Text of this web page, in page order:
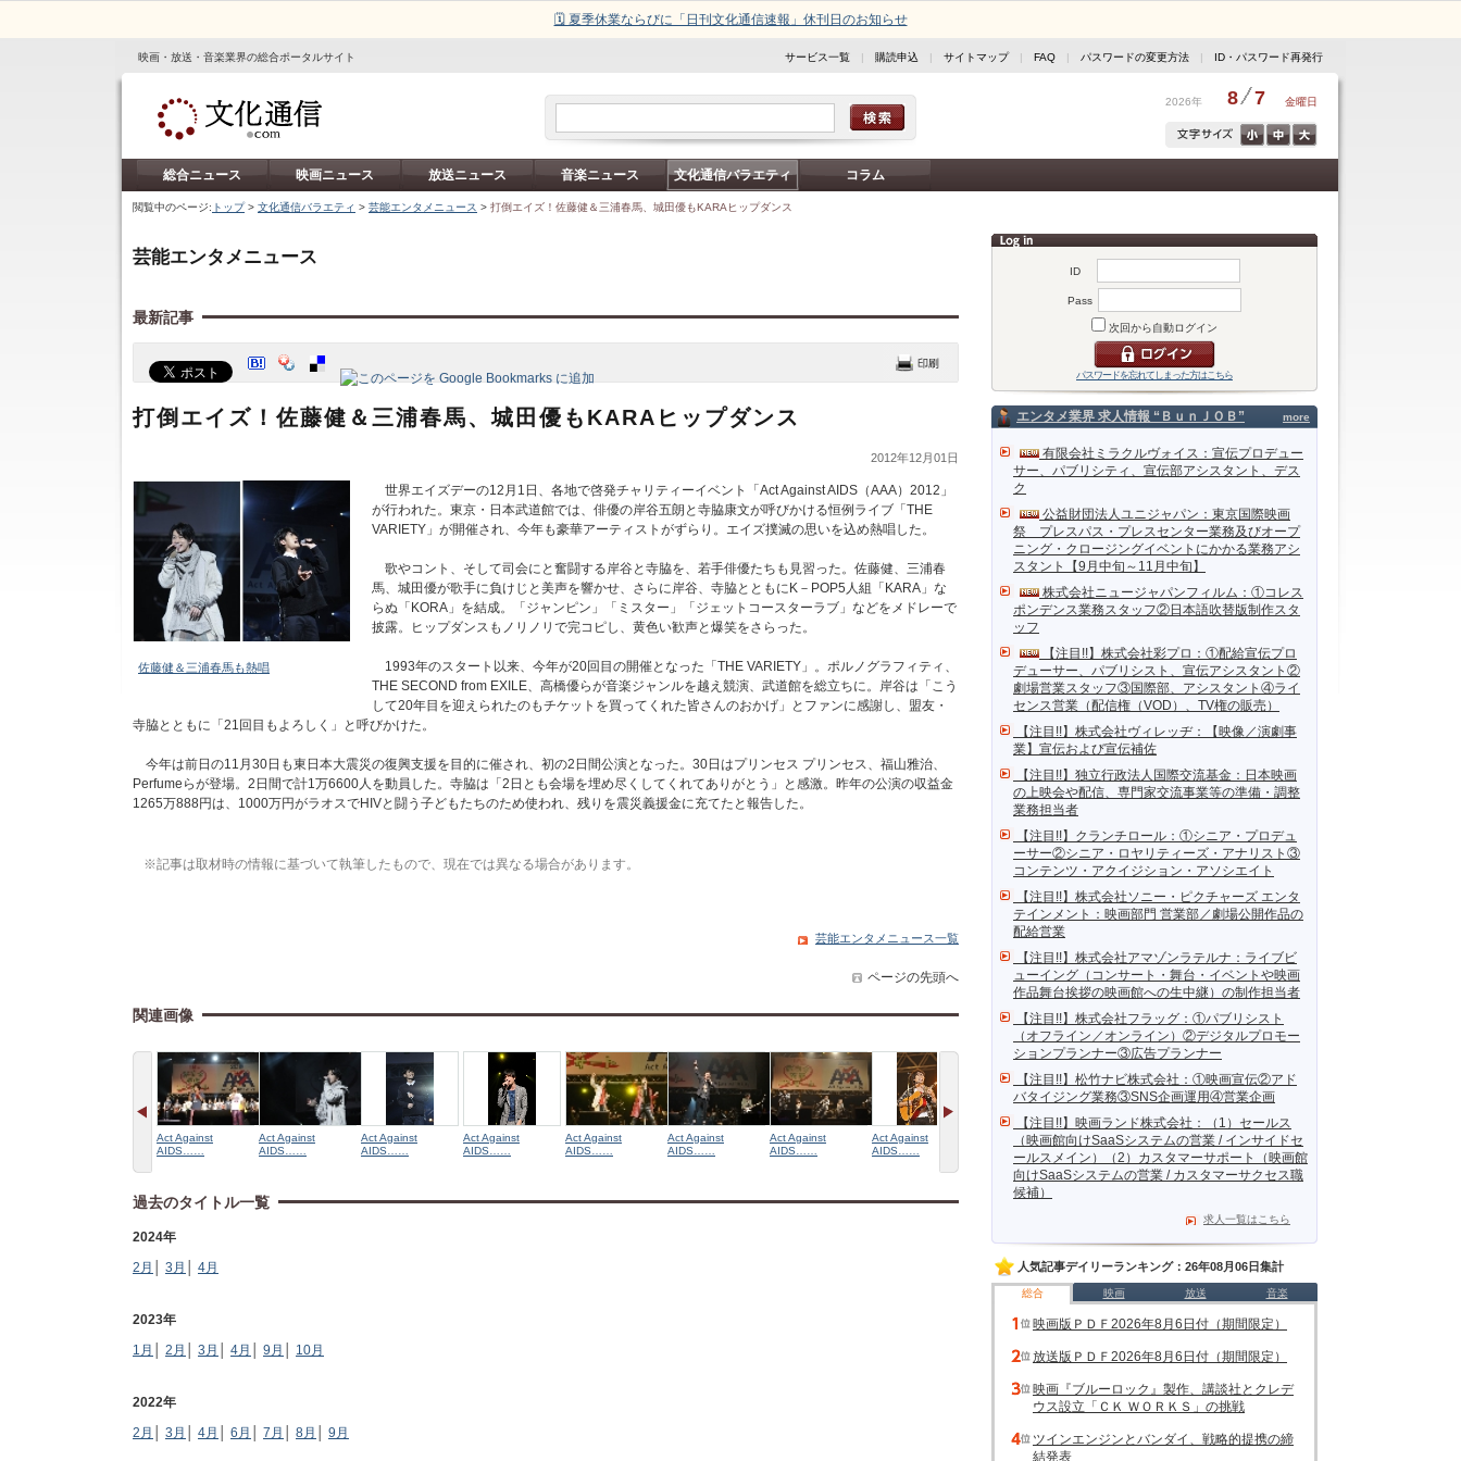
🗓️ 夏季休業ならびに「日刊文化通信速報」休刊日のお知らせ
映画・放送・音楽業界の総合ポータルサイト サービス一覧 | 購読申込 | サイトマップ| FAQ | パスワードの変更方法 | ID・パスワード再発行
2026年 8 7 金曜日
総合ニュース 映画ニュース 放送ニュース 音楽ニュース 文化通信バラエティ コラム
閲覧中のページ: トップ> 文化通信バラエティ > 芸能エンタメニュース > 打倒エイズ！佐藤健＆三浦春馬、城田優もKARAヒップダンス
ID
Pass
次回から自動ログイン
パスワードを忘れてしまった方はこちら
more
エンタメ業界 求人情報 “ＢｕｎＪＯＢ”
有限会社ミラクルヴォイス：宣伝プロデュー
サー、パブリシティ、宣伝部アシスタント、デス
ク
公益財団法人ユニジャパン：東京国際映画
祭 プレスパス・プレスセンター業務及びオープ
ニング・クロージングイベントにかかる業務アシ
スタント【9月中旬～11月中旬】
株式会社ニュージャパンフィルム：①コレス
ポンデンス業務スタッフ②日本語吹替版制作スタ
ッフ
【注目!!】株式会社彩プロ：①配給宣伝プロ
デューサー、パブリシスト、宣伝アシスタント②
劇場営業スタッフ③国際部、アシスタント④ライ
センス営業（配信権（VOD）、TV権の販売）
【注目!!】株式会社ヴィレッヂ：【映像／演劇事
業】宣伝および宣伝補佐
【注目!!】独立行政法人国際交流基金：日本映画
の上映会や配信、専門家交流事業等の準備・調整
業務担当者
【注目!!】クランチロール：①シニア・プロデュ
ーサー②シニア・ロヤリティーズ・アナリスト③
コンテンツ・アクイジション・アソシエイト
【注目!!】株式会社ソニー・ピクチャーズ エンタ
テインメント：映画部門 営業部／劇場公開作品の
配給営業
【注目!!】株式会社アマゾンラテルナ：ライブビ
ューイング（コンサート・舞台・イベントや映画
作品舞台挨拶の映画館への生中継）の制作担当者
【注目!!】株式会社フラッグ：①パブリシスト
（オフライン／オンライン）②デジタルプロモー
ションプランナー③広告プランナー
【注目!!】松竹ナビ株式会社：①映画宣伝②アド
バタイジング業務③SNS企画運用④営業企画
【注目!!】映画ランド株式会社：（1）セールス
（映画館向けSaaSシステムの営業 / インサイドセ
ールスメイン）（2）カスタマーサポート（映画館
向けSaaSシステムの営業 / カスタマーサクセス職
候補）
求人一覧はこちら
人気記事デイリーランキング：26年08月06日集計
総合 映画 放送 音楽
映画版ＰＤＦ2026年8月6日付（期間限定）
放送版ＰＤＦ2026年8月6日付（期間限定）
映画『ブルーロック』製作、講談社とクレデ
ウス設立「ＣＫ ＷＯＲＫＳ」の挑戦
ツインエンジンとバンダイ、戦略的提携の締
結発表
芸能エンタメニュース
最新記事
打倒エイズ！佐藤健＆三浦春馬、城田優もKARAヒップダンス
2012年12月01日
佐藤健＆三浦春馬も熱唱
世界エイズデーの12月1日、各地で啓発チャリティーイベント「Act Against AIDS（AAA）2012」
が行われた。東京・日本武道館では、俳優の岸谷五朗と寺脇康文が呼びかける恒例ライブ「THE
VARIETY」が開催され、今年も豪華アーティストがずらり。エイズ撲滅の思いを込め熱唱した。
歌やコント、そして司会にと奮闘する岸谷と寺脇を、若手俳優たちも見習った。佐藤健、三浦春
馬、城田優が歌手に負けじと美声を響かせ、さらに岸谷、寺脇とともにK－POP5人組「KARA」な
らぬ「KORA」を結成。「ジャンピン」「ミスター」「ジェットコースターラブ」などをメドレーで
披露。ヒップダンスもノリノリで完コピし、黄色い歓声と爆笑をさらった。
1993年のスタート以来、今年が20回目の開催となった「THE VARIETY」。ポルノグラフィティ、
THE SECOND from EXILE、高橋優らが音楽ジャンルを越え競演、武道館を総立ちに。岸谷は「こう
して20年目を迎えられたのもチケットを買ってくれた皆さんのおかげ」とファンに感謝し、盟友・
寺脇とともに「21回目もよろしく」と呼びかけた。
今年は前日の11月30日も東日本大震災の復興支援を目的に催され、初の2日間公演となった。30日はプリンセス プリンセス、福山雅治、
Perfumeらが登場。2日間で計1万6600人を動員した。寺脇は「2日とも会場を埋め尽くしてくれてありがとう」と感激。昨年の公演の収益金
1265万888円は、1000万円がラオスでHIVと闘う子どもたちのため使われ、残りを震災義援金に充てたと報告した。
※記事は取材時の情報に基づいて執筆したもので、現在では異なる場合があります。
芸能エンタメニュース一覧
ページの先頭へ
関連画像
Act Against
AIDS……
Act Against
AIDS……
Act Against
AIDS……
Act Against
AIDS……
Act Against
AIDS……
Act Against
AIDS……
Act Against
AIDS……
Act Against
AIDS……
Act Against
AIDS……
Act Against
AIDS……
Act Against
AIDS……
過去のタイトル一覧
2024年
2月
3月 4月
2023年
1月
2月 3月 4月 9月 10月
2022年
2月
3月 4月 6月 7月 8月 9月